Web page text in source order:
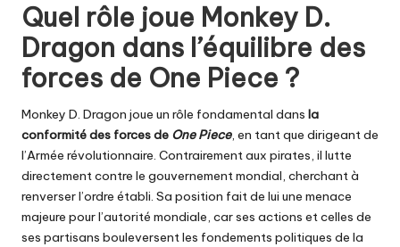
Quel rôle joue Monkey D.
Dragon dans l’équilibre des
forces de One Piece ?
Monkey D. Dragon joue un rôle fondamental dans la
conformité des forces de One Piece, en tant que dirigeant de
l’Armée révolutionnaire. Contrairement aux pirates, il lutte
directement contre le gouvernement mondial, cherchant à
renverser l’ordre établi. Sa position fait de lui une menace
majeure pour l’autorité mondiale, car ses actions et celles de
ses partisans bouleversent les fondements politiques de la